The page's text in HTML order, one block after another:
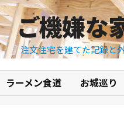
ご機嫌な
注文住宅を建てた記録と
ラーメン食道 お城巡り